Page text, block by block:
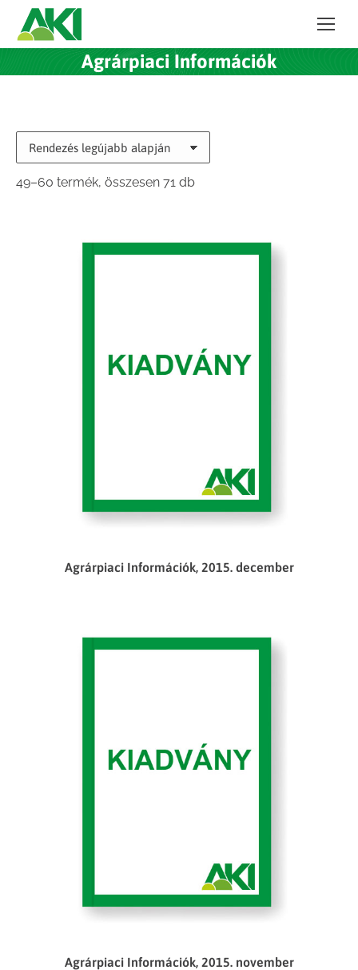
Agrárpiaci Információk
49–60 termék, összesen 71 dbSorted
Agrárpiaci Információk, 2015. december
Agrárpiaci Információk, 2015. november